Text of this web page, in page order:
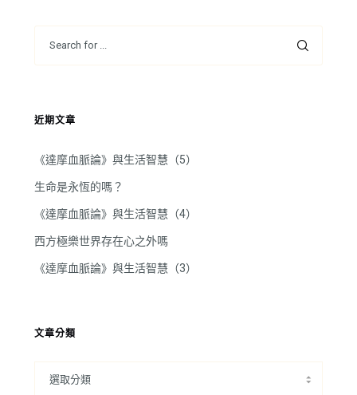
近期文章
《達摩血脈論》與生活智慧（5）
生命是永恆的嗎？
《達摩血脈論》與生活智慧（4）
西方極樂世界存在心之外嗎
《達摩血脈論》與生活智慧（3）
文章分類